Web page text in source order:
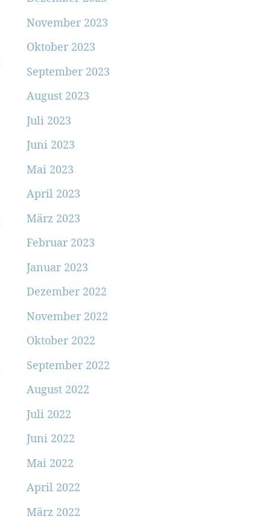
November 2023
Oktober 2023
September 2023
August 2023
Juli 2023
Juni 2023
Mai 2023
April 2023
März 2023
Februar 2023
Januar 2023
Dezember 2022
November 2022
Oktober 2022
September 2022
August 2022
Juli 2022
Juni 2022
Mai 2022
April 2022
März 2022